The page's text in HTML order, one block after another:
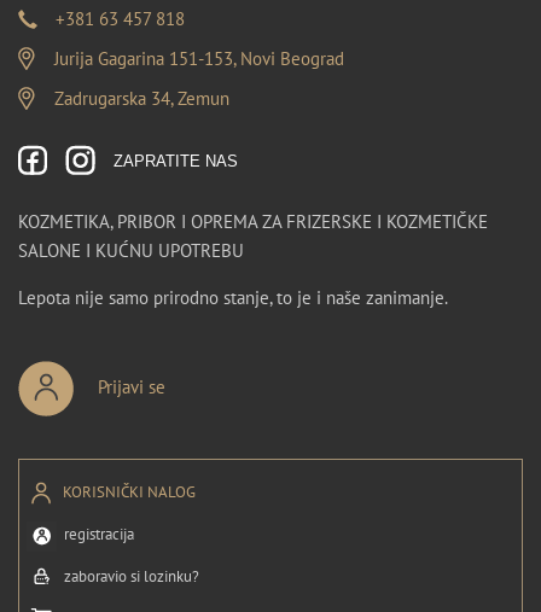
+381 63 457 818
Jurija Gagarina 151-153, Novi Beograd
Zadrugarska 34, Zemun
ZAPRATITE NAS
KOZMETIKA, PRIBOR I OPREMA ZA FRIZERSKE I KOZMETIČKE
SALONE I KUĆNU UPOTREBU
Lepota nije samo prirodno stanje, to je i naše zanimanje.
Prijavi se
KORISNIČKI NALOG
registracija
zaboravio si lozinku?